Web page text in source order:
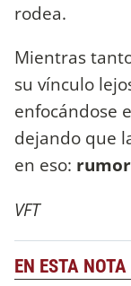
rodea.
Mientras
su vínculo
enfocándose
dejando que
en eso:
VFT
EN ESTA NOTA